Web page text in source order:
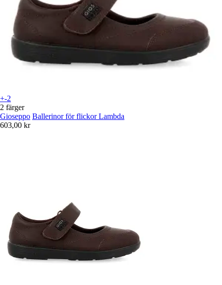
+-2
2 färger
Gioseppo Ballerinor för flickor Lambda
603,00 kr